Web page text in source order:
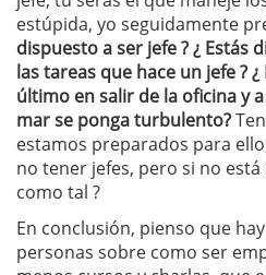
estúpida, yo seguidamente
dispuesto a ser jefe ?¿ Estás
las tareas que hace un jefe ?
último en salir de la oficina y
mar se ponga turbulento?
estamos preparados para
no tener jefes, pero si no está
como tal ?
En conclusión, pienso que
personas sobre como ser